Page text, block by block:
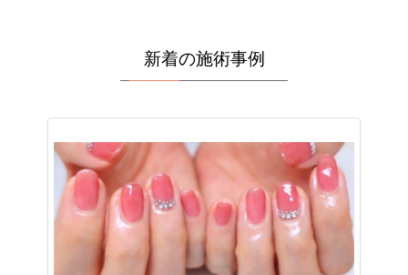
新着の施術事例